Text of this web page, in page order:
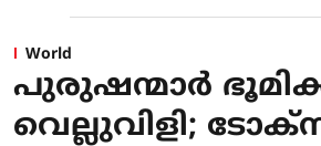
World
പുരുഷന്മാര്‍
വെല്ലുവിളി;